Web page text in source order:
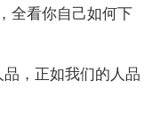
全看你自己如何下
，正如我们的人品